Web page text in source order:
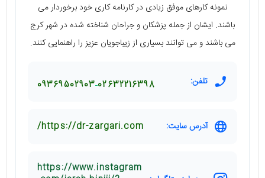
نمونه کارهای موفق زیادی در کارنامه کاری خود برخوردار می
باشند. ایشان از جمله پزشکان و جراحان شناخته شده در شهر کرج
می باشند و می توانند بسیاری از زیباجویان عزیز را راهنمایی کنند.
تلفن: 02632216398
09369502903
آدرس سایت: https://dr-zargari.com/
https://www.instagram